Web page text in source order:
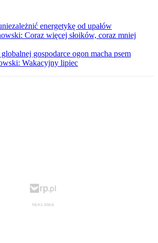
energetykę od upałów
Coraz więcej słoików, coraz mniej
gospodarce ogon macha psem
Wakacyjny lipiec